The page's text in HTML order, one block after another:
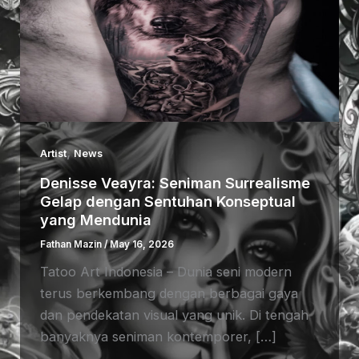
Artist,News
Denisse Veayra: Seniman Surrealisme
Gelap dengan Sentuhan Konseptual
yang Mendunia
Fathan Mazin /May 16, 2026
Tatoo Art Indonesia – Dunia seni modern
terus berkembang dengan berbagai gaya
dan pendekatan visual yang unik. Di tengah
banyaknya seniman kontemporer, […]